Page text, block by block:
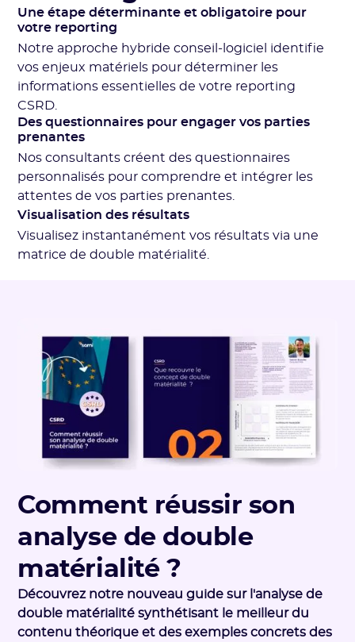
Une étape déterminante et obligatoire pour
votre reporting
Notre approche hybride conseil-logiciel identifie
vos enjeux matériels pour déterminer les
informations essentielles de votre reporting
CSRD.
Des questionnaires pour engager vos parties
prenantes
Nos consultants créent des questionnaires
personnalisés pour comprendre et intégrer les
attentes de vos parties prenantes.
Visualisation des résultats
Visualisez instantanément vos résultats via une
matrice de double matérialité.
Comment réussir son
analyse de double
matérialité ?
Découvrez notre nouveau guide sur l'analyse de
double matérialité synthétisant le meilleur du
contenu théorique et des exemples concrets des